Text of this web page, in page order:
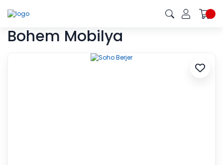
Bohem Mobilya